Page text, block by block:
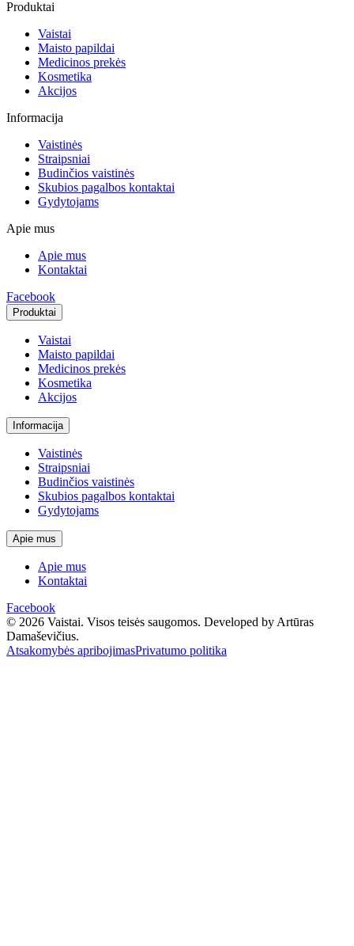
Produktai
Vaistai
Maisto papildai
Medicinos prekės
Kosmetika
Akcijos
Informacija
Vaistinės
Straipsniai
Budinčios vaistinės
Skubios pagalbos kontaktai
Gydytojams
Apie mus
Apie mus
Kontaktai
Facebook
Produktai
Vaistai
Maisto papildai
Medicinos prekės
Kosmetika
Akcijos
Informacija
Vaistinės
Straipsniai
Budinčios vaistinės
Skubios pagalbos kontaktai
Gydytojams
Apie mus
Apie mus
Kontaktai
Facebook
© 2026 Vaistai. Visos teisės saugomos. Developed by Artūras
Damaševičius.
Atsakomybės apribojimasPrivatumo politika